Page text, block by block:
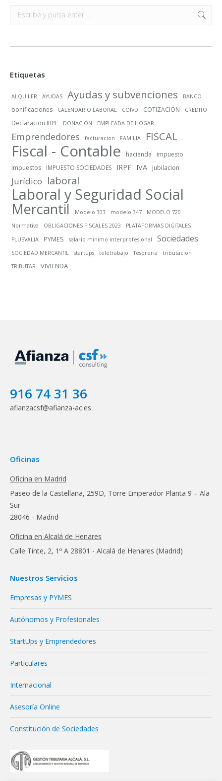
Buscar:
Etiquetas
ALQUILER AYUDAS Ayudas y subvenciones BANCO
bonificaciones CALENDARIO LABORAL COIVD COTIZACION CREDITO
Declaracion IRPF DONACION EMPLEADA DE HOGAR
Emprendedores facturacion FAMILIA FISCAL
Fiscal - Contable hacienda
impuesto
impuestos
IMPUESTO SOCIEDADES IRPF IVA Jubilacion
Jurídico laboral
Laboral y Seguridad Social
Mercantil Modelo 303 modelo 347
MODELO 720
Normativa
OBLIGACIONES FISCALES 2023
PLATAFORMAS DIGITALES
PLUSVALIA
PYMES salario mínimo interprofesional Sociedades
SOCIEDAD MERCANTIL startups teletrabajo Tesoreria
tributacion
TRIBUTAR
VIVIENDA
916 74 31 36
afianzacsf@afianza-ac.es
Oficinas
Oficina en Madrid
Paseo de la Castellana, 259D, Torre Emperador Planta 9 – Ala
Sur
28046 - Madrid
Oficina en Alcalá de Henares
Calle Tinte, 2, 1º A 28801 - Alcalá de Henares (Madrid)
Nuestros Servicios
Empresas y PYMES
Autónomos y Profesionales
StartUps y Emprendedores
Particulares
Internacional
Asesoría Online
Constitución de Sociedades